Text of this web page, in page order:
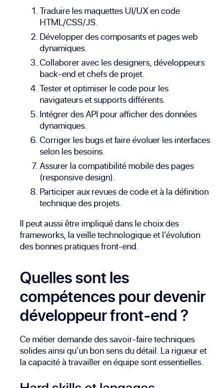
Traduire les maquettes UI/UXen code
HTML/CSS/JS.
Développer des composants et pages web
dynamiques.
Collaborer avec les designers, développeurs
back-end et chefs de projet.
Tester et optimiser le code pour les
navigateurs et supports différents.
Intégrer desAPI pour afficher des données
dynamiques.
Corriger les bugs et faire évoluer les interfaces
selon les besoins.
Assurer la compatibilité mobile des pages
(responsive design).
Participer aux revues de code et à la définition
technique des projets.
Il peut aussi être impliqué dans le choix des
frameworks, la veille technologique et l’évolution
des bonnes pratiques front-end.
Quelles sont les
compétences pour devenir
développeur front-end ?
Ce métier demande des savoir-faire techniques
solides ainsi qu’un bon sens du détail. La rigueur et
la capacité à travailler en équipe sont essentielles.